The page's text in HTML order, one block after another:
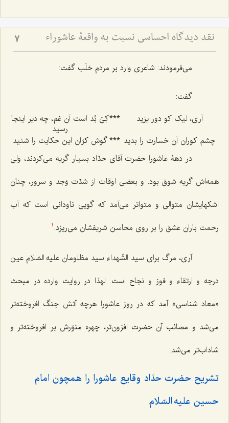
نقد دیدگاه احساسی نسبت به واقعۀ عاشوراء 7
می‌فرمودند: شاعری وارد بر مردم حَلَب گفت:
گفت:
آری، لیک کو دور یزید
***کِیْ بُد است آن غم، چه دیر اینجا
رسید
چشم کوران آن خسارت را بدید ***گوش کرّان این حکایت را شنید
در دهۀ عاشورا حضرت آقای حدّاد بسیار گریه می‌کردند، ولی
همه‌اش گریه شوق بود. و بعضی اوقات از شدّت وَجد و سرور، چنان
اشکهایشان متوالی و متواتر می‌آمد که گویی ناودانی است که آب
رحمت باران عشق را بر روی محاسن شریفشان می‌ریزد. 1
آری، مرگ برای سید الشّهداء سید مظلومان علیه السّلام عین
درجه و ارتقاء و فوز و نجاح است. لهذا در روایت وارده در مبحث
«معاد شناسی» آمد که در روز عاشورا هرچه آتش جنگ افروخته‌تر
می‌شد و مصائب آن حضرت افزون‌تر، چهره منوّرش بر افروخته‌تر و
شاداب‌تر می‌شد.
تشریح حضرت حدّاد وقایع عاشورا را همچون امام
حسین علیه السّلام‌